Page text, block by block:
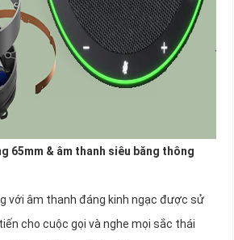
65mm & âm thanh siêu băng thông
với âm thanh đáng kinh ngạc được sử
cho cuộc gọi và nghe mọi sắc thái